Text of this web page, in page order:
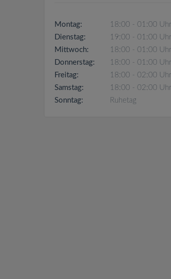
Montag:
18:00 - 01:00 Uhr
Dienstag:
19:00 - 01:00 Uhr
Mittwoch:
18:00 - 01:00 Uhr
Donnerstag:
18:00 - 01:00 Uhr
Freitag:
18:00 - 02:00 Uhr
Samstag:
18:00 - 02:00 Uhr
Sonntag:
Ruhetag